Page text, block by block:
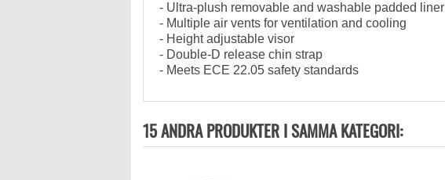
- Ultra-plush removable and washable padded liner
- Multiple air vents for ventilation and cooling
- Height adjustable visor
- Double-D release chin strap
- Meets ECE 22.05 safety standards
15 ANDRA PRODUKTER I SAMMA KATEGORI: